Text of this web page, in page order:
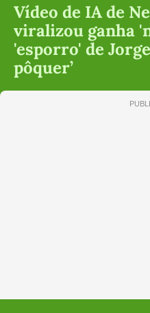
Vídeo de IA de
viralizou ganha
'esporro' de
pôquer’